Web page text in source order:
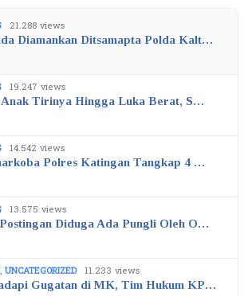
21.288 views
Diamankan Ditsamapta Polda Kalt…
19.247 views
Anak Tirinya Hingga Luka Berat, S…
14.542 views
Polres Katingan Tangkap 4 …
13.575 views
Diduga Ada Pungli Oleh O…
, UNCATEGORIZED 11.233 views
Gugatan di MK, Tim Hukum KP…